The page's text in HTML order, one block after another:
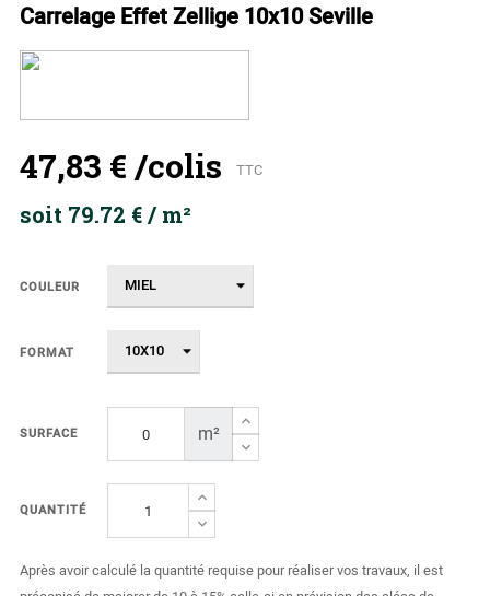
Carrelage Effet Zellige 10x10 Seville
47,83 € /colis TTC
soit 79.72 € / m²
COULEUR
FORMAT
SURFACE m²
QUANTITÉ
Après avoir calculé la quantité requise pour réaliser vos travaux, il est